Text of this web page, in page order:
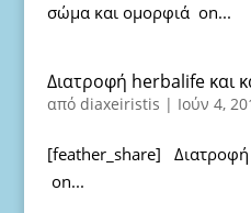
σώμα και ομορφιά on...
Διατροφή herbalife και
από diaxeiristis | Ιούν 4,
[feather_share] Διατροφή
on...